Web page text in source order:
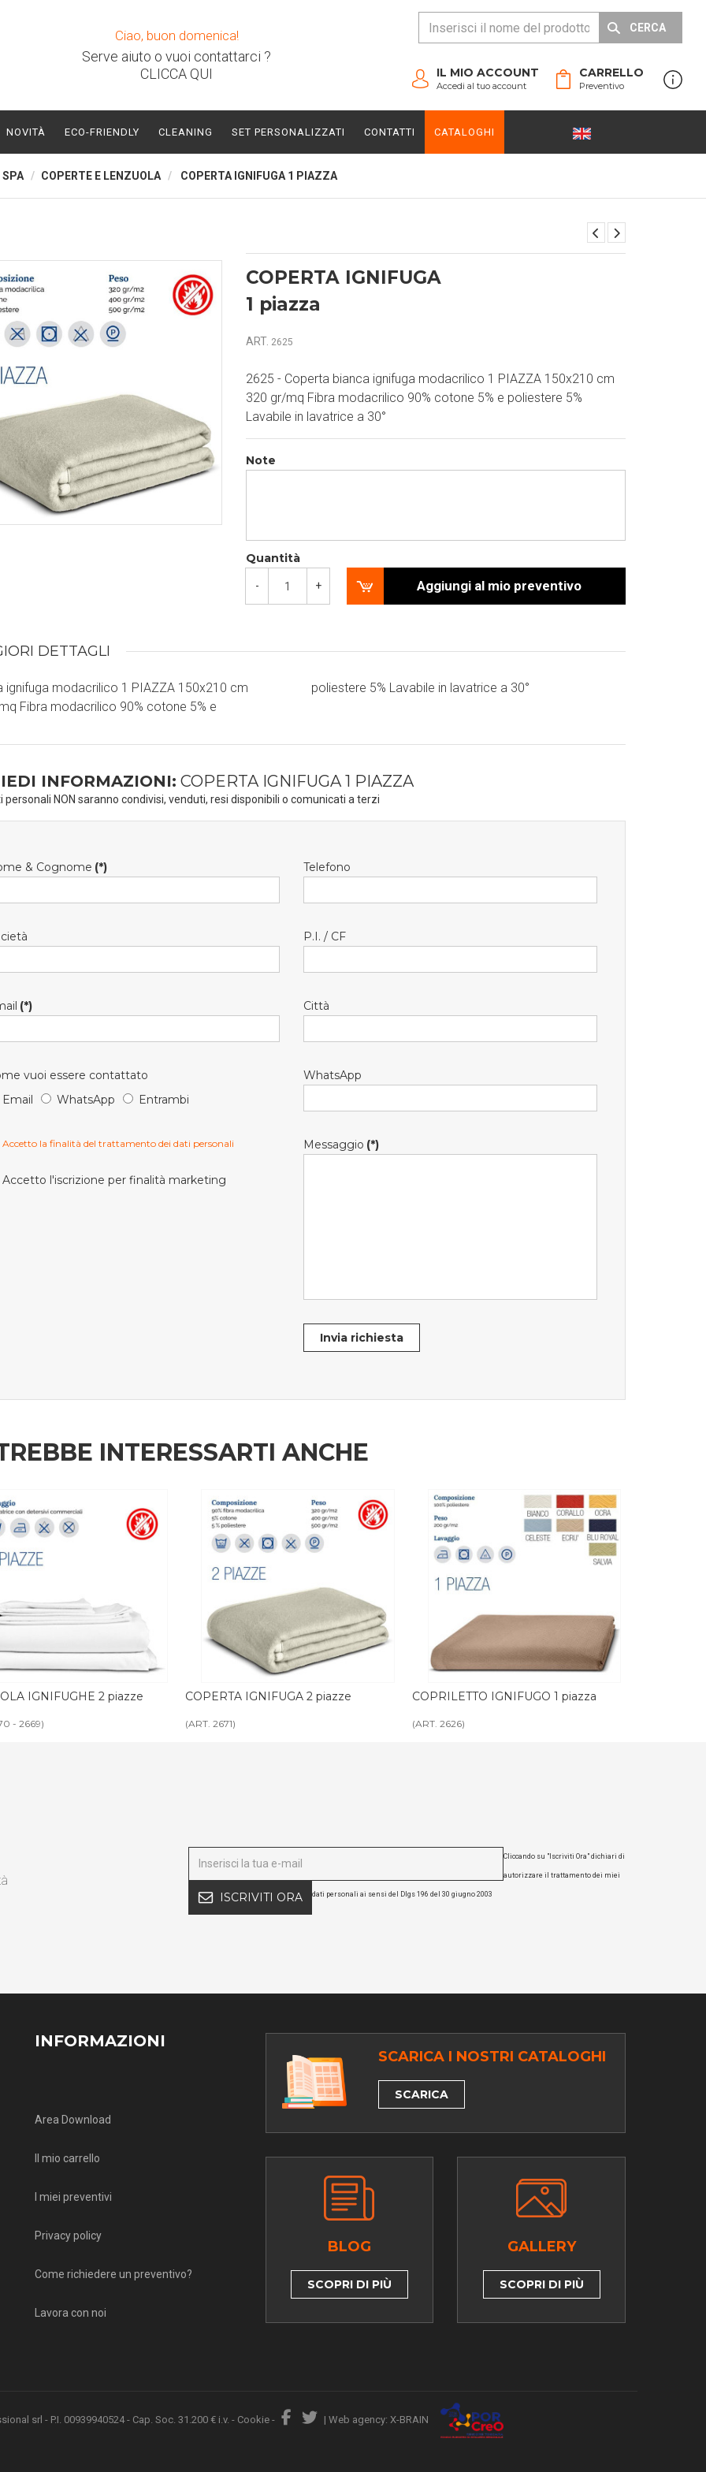
Ciao, buon domenica!
Serve aiuto o vuoi contattarci ?
CLICCA QUI
CERCA
CARRELLO
Preventivo
IL MIO ACCOUNT
Accedi al tuo account
NOVITÀ ECO-FRIENDLY CLEANING SET PERSONALIZZATI CONTATTI CATALOGHI
SPA COPERTE E LENZUOLA COPERTA IGNIFUGA 1 PIAZZA
COPERTA IGNIFUGA
1 piazza
ART. 2625
2625 - Coperta bianca ignifuga modacrilico 1 PIAZZA 150x210 cm
320 gr/mq Fibra modacrilico 90% cotone 5% e poliestere 5%
Lavabile in lavatrice a 30°
Note
Quantità
- + Aggiungi al mio preventivo
DETTAGLI
ignifuga modacrilico 1 PIAZZA 150x210 cm
Fibra modacrilico 90% cotone 5% e
poliestere 5% Lavabile in lavatrice a 30°
INFORMAZIONI: COPERTA IGNIFUGA 1 PIAZZA
personali NON saranno condivisi, venduti, resi disponibili o comunicati a terzi
& Cognome (*) Telefono
P.I. / CF
(*) Città
vuoi essere contattato
Email
WhatsApp Entrambi
WhatsApp
Accetto la finalità del trattamento dei dati personali
Accetto l'iscrizione per finalità marketing
Messaggio (*)
Invia richiesta
INTERESSARTI ANCHE
IGNIFUGA 2 piazze COPRILETTO IGNIFUGO 1 piazza
(ART. 2626)
COPRILETTO IGNIFUGO 2 piazze
(ART. 2672)
ISCRIVITI ORA
Cliccando su "Iscriviti Ora" dichiari di
autorizzare il trattamento dei miei
dati personali ai sensi del Dlgs 196 del 30 giugno 2003
INFORMAZIONI
Area Download
Il mio carrello
I miei preventivi
Privacy policy
Come richiedere un preventivo?
Lavora con noi
SCARICA I NOSTRI CATALOGHI
SCARICA
BLOG
SCOPRI DI PIÙ
GALLERY
SCOPRI DI PIÙ
srl - P.I. 00939940524 - Cap. Soc. 31.200 € i.v. - Cookie - | Web agency: X-BRAIN